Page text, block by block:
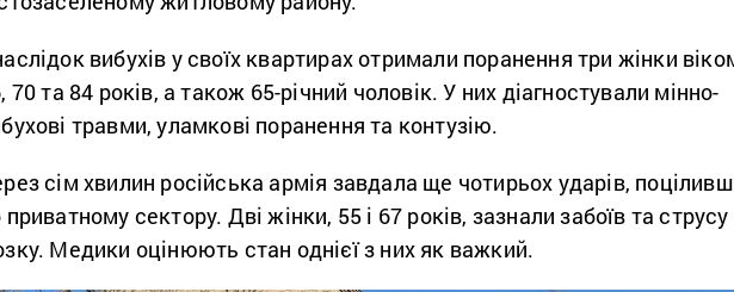
вибухів у своїх квартирах отримали поранення три жінки
70 та 84 років, а також 65-річний чоловік. У них діагностували мінно-
травми, уламкові поранення та контузію.
сім хвилин російська армія завдала ще чотирьох ударів,
приватному сектору. Дві жінки, 55 і 67 років, зазнали забоїв та струсу
Медики оцінюють стан однієї з них як важкий.